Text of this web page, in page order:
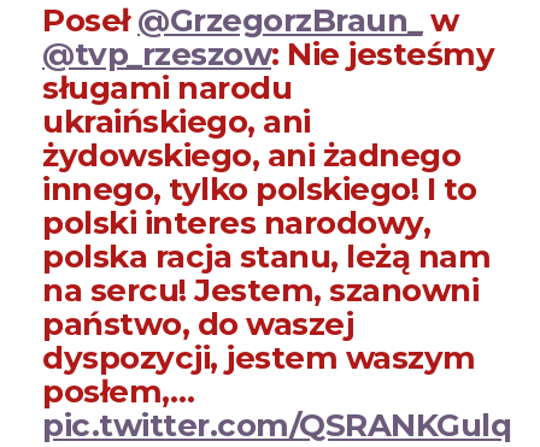
Poseł@GrzegorzBraun_w
@tvp_rzeszow: Nie jesteśmy
sługami narodu
ukraińskiego, ani
żydowskiego, ani żadnego
innego, tylko polskiego! I to
polski interes narodowy,
polska racja stanu, leżą nam
na sercu! Jestem, szanowni
państwo, do waszej
dyspozycji, jestem waszym
posłem,…
pic.twitter.com/QSRANKGulq